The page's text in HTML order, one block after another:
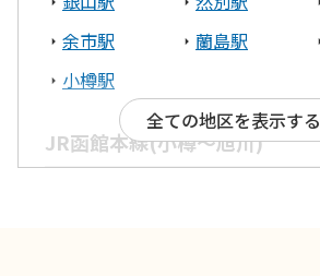
宗谷エリア
稚内市
根室エリア
余市駅
蘭島駅
小樽駅
JR函館本線(小樽～旭川)
全ての地区を表示する